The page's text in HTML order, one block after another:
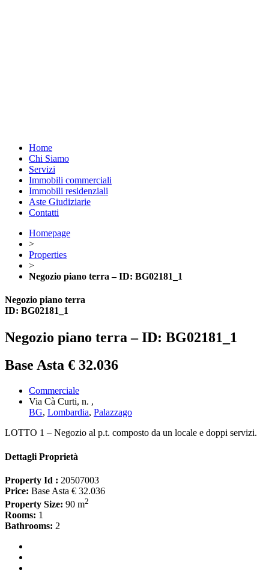
Home
Chi Siamo
Servizi
Immobili commerciali
Immobili residenziali
Aste Giudiziarie
Contatti
Homepage
>
Properties
>
Negozio piano terra – ID: BG02181_1
Negozio piano terra
ID: BG02181_1
Negozio piano terra – ID: BG02181_1
Base Asta € 32.036
Commerciale
Via Cà Curti, n. ,
BG, Lombardia, Palazzago
LOTTO 1 – Negozio al p.t. composto da un locale e doppi servizi.
Dettagli Proprietà
Property Id : 20507003
Price: Base Asta € 32.036
Property Size: 90 m2
Rooms: 1
Bathrooms: 2